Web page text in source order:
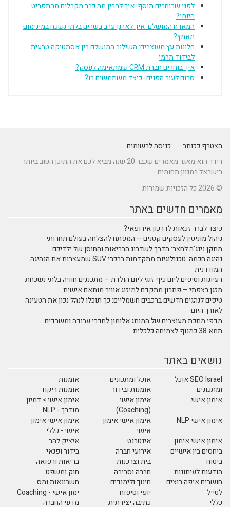
לפני שבוחרים תוסף: איך להבין מה כבר מקבלים מהתפריט
היומי?
המארח המושלם: איך לארגן ערב בשרים בלתי נשכח במינימום
מאמץ?
חלונות עץ מעוצבים: השילוב המושלם בין אסתטיקה טבעית
לבידוד תרמי
איך בוחרים חברת CRM שמתאימה לעסק?
סרום לעור הפנים- כיצד משתמשים בו?
הצטרף ככותב
כניסה לרשומים
רידר הוא מאגר מאמרים שכבר 20 שנה מביא לכם את התוכן הטוב ביותר
בישראל במגוון תחומים.
© 2026 כל הזכויות שמורות
מאמרים חדשים באתר
כיצד לברר זכאות לדרכון אירופאי?
ניהול מוניטין לעסקים קטנים – המפתח להצלחה בעולם תחרותי
מתקן נינג'ה לחצר: הדרך לשדרוג הבריאות והחוסן של ילדיכם
נהיגה חכמה: טכנולוגיות מתקדמות ברכבי SUV שמעצבות את הנהיגה
המודרנית
רעיונות וטיפים ליום כיף זוגי ליום הולדת – מתכננים חוויה בלתי נשכחת
מזגן רצפתי – פתרון מתקדם למיזוג אוויר מותאם אישית
טיפים לנהגים חדשים ברכבים חשמליים: כך תוכלו לנהל נכון את הטעינה
לאורך היום
מדפי מתכת מעוצבים של המותג אלומון לחדרי עבודה ומשרדים
תמא 38 כמנוף לצמיחה כלכלית
נושאים באתר
SEO Israel אוכל
ומתכונים
אוכל ומתכונים
אומנות
אומנות ובידור
אומנות ריקוד
אימון אישי
אימון אישי
(Coaching)
אימון אישי > דמיון
מודרך - NLP
אימון אישי NLP
אימון אישי אימון
אישי
אימון אישי אימון
אישי - כללי
אימון אישי אימון
ביחסים בין אישיים
אינטרנט
איציק להב
אירועי חברה
בידור ופנאי
ביטוח
בית וצרכנות
בריאות ורפואה
הודעות לעיתונות
חברה וסביבה
חוק ומשפט
חושבים איפה רוצים
לטייל
חינוך ולימודים
חשבונאות ומס
יופי וטיפוח
ימון אישי - Coaching
כללי
כתיבה יצירתית מדעי החברה